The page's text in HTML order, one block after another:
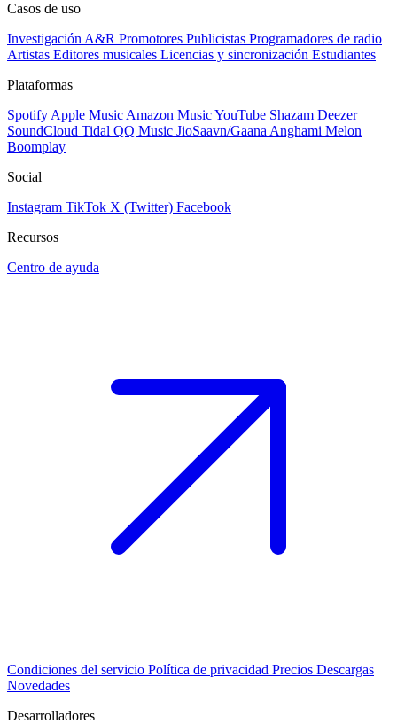
Casos de uso
Investigación A&R Promotores Publicistas Programadores de radio
Artistas Editores musicales Licencias y sincronización Estudiantes
Plataformas
Spotify Apple Music Amazon MusicYouTube Shazam Deezer
SoundCloud Tidal QQ Music JioSaavn/Gaana Anghami Melon
Boomplay
Social
Instagram TikTok X (Twitter) Facebook
Recursos
Centro de ayuda
Condiciones del servicio Política de privacidad Precios Descargas
Novedades
Desarrolladores